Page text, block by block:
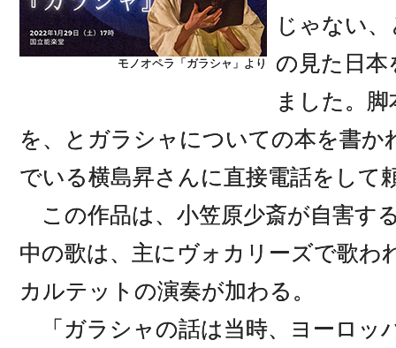
モノオペラ「ガラシャ」より
じゃない
の見た日
ました。
を、とガラシャについての本を書か
でいる横島昇さんに直接電話をして
この作品は、小笠原少斎が自害す
中の歌は、主にヴォカリーズで歌わ
カルテットの演奏が加わる。
「ガラシャの話は当時、ヨーロッ